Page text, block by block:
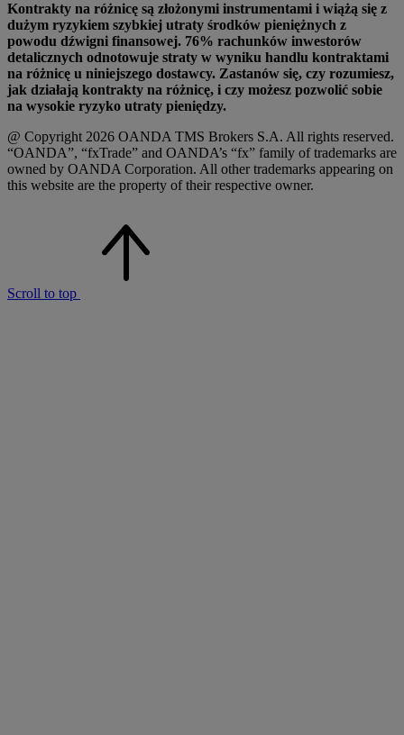
Kontrakty na różnicę są złożonymi instrumentami i wiążą się z
dużym ryzykiem szybkiej utraty środków pieniężnych z
powodu dźwigni finansowej. 76% rachunków inwestorów
detalicznych odnotowuje straty w wyniku handlu kontraktami
na różnicę u niniejszego dostawcy. Zastanów się, czy rozumiesz,
jak działają kontrakty na różnicę, i czy możesz pozwolić sobie
na wysokie ryzyko utraty pieniędzy.
@ Copyright 2026 OANDA TMS Brokers S.A. All rights reserved.
“OANDA”, “fxTrade” and OANDA’s “fx” family of trademarks are
owned by OANDA Corporation. All other trademarks appearing on
this website are the property of their respective owner.
Scroll to top